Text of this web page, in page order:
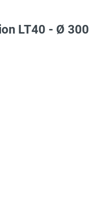
LT40 - Ø 300